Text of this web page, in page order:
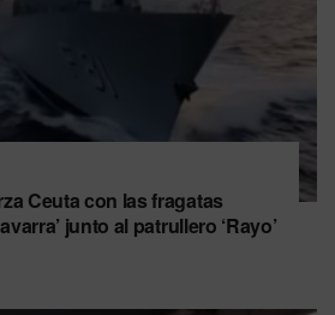
Ceuta con las fragatas
junto al patrullero ‘Rayo’